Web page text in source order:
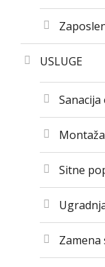
USLUGE
Sitne
Zamena